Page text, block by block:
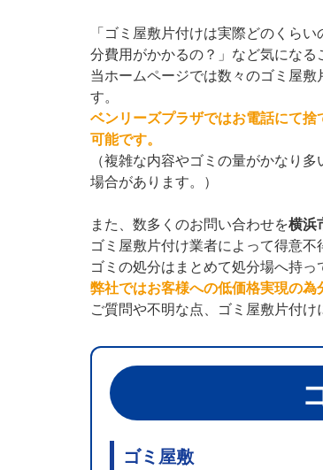
「ゴミ屋敷片付けは実際どのくら
分費用がかかるの？」など気になる
当ホームページでは数々のゴミ屋
す。
ベンリーズプラザではお電話にて
可能です。
（複雑な内容やゴミの量がかなり
場合があります。）
また、数多くのお問い合わせを横浜
ゴミ屋敷片付け業者によって得意不
ゴミの処分はまとめて処分場へ持っ
弊社ではお客様への低価格実現の為
ご質問や不明な点、ゴミ屋敷片付
ゴミ屋敷